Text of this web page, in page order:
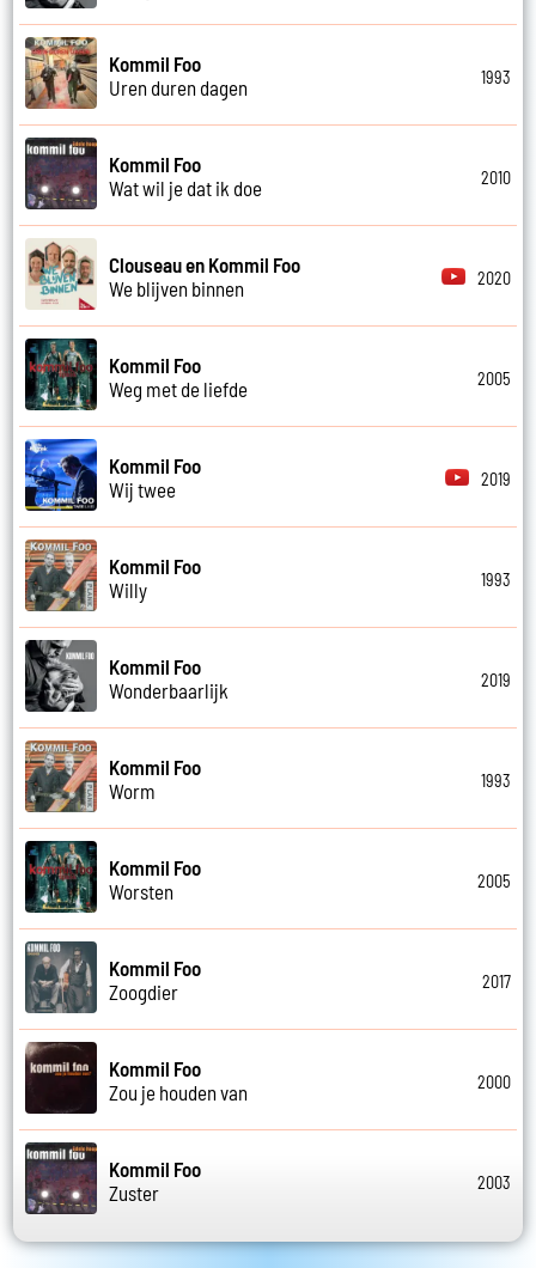
Kommil Foo
Uren duren dagen
1993
Kommil Foo
Wat wil je dat ik doe
2010
Clouseau en Kommil Foo
We blijven binnen
2020
Kommil Foo
Weg met de liefde
2005
Kommil Foo
Wij twee
2019
Kommil Foo
Willy
1993
Kommil Foo
Wonderbaarlijk
2019
Kommil Foo
Worm
1993
Kommil Foo
Worsten
2005
Kommil Foo
Zoogdier
2017
Kommil Foo
Zou je houden van
2000
Kommil Foo
Zuster
2003